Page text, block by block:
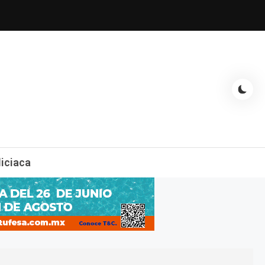
entrevistas con famosos, showbizz, podcast, chismes y